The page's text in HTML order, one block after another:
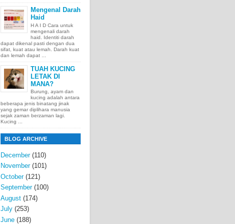
Mengenal Darah
Haid
H A I D Cara untuk
mengenali darah
haid. Identiti darah
dapat dikenal pasti dengan dua
sifat, kuat atau lemah. Darah kuat
dan lemah dapat ...
TUAH KUCING
LETAK DI
MANA?
Burung, ayam dan
kucing adalah antara
beberapa jenis binatang jinak
yang gemar diplihara manusia
sejak zaman berzaman lagi.
Kucing ...
BLOG ARCHIVE
December(110)
November(101)
October(121)
September(100)
August (174)
July (253)
June (188)